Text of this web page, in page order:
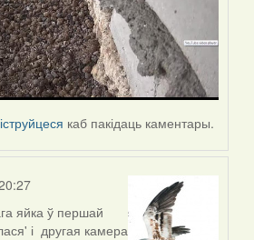
каб пакідаць каментары.
яйка ў першай
і другая камера